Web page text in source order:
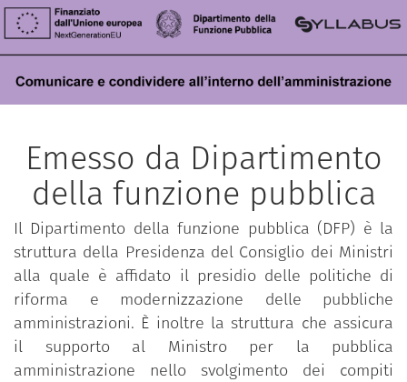
Emesso da Dipartimento
della funzione pubblica
Il Dipartimento della funzione pubblica (DFP) è la
struttura della Presidenza del Consiglio dei Ministri
alla quale è affidato il presidio delle politiche di
riforma e modernizzazione delle pubbliche
amministrazioni. È inoltre la struttura che assicura
il supporto al Ministro per la pubblica
amministrazione nello svolgimento dei compiti